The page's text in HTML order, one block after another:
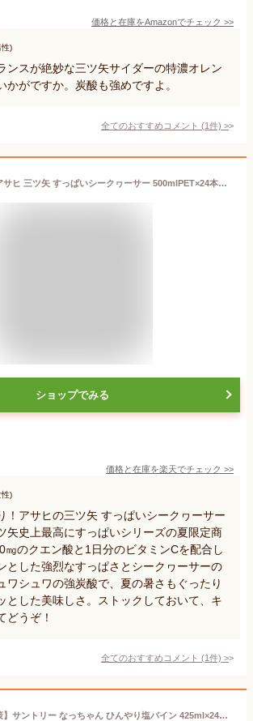
価格と在庫をAmazonでチェック >>
性)
ンスが絶妙な三ツ矢サイダーの特濃オレン
かがですか。炭酸も強めですよ。
全てのおすすめコメント (1件) >
[送料無料] アサヒ 三ツ矢 すっぱいシークヮーサー 500mlPET×24本【6月9日出荷開始】三ツ矢サイダー 炭酸 クエン酸 1日分のビタミンC
ショップでみる
価格と在庫を楽天でチェック >>
性)
！アサヒの三ツ矢 すっぱいシークヮーサー
矢史上最高にすっぱいシリーズの夏限定商
㎎のクエン酸と1日分のビタミンCを配合し
とした強烈なすっぱさとシークヮーサーの
ワシュワの強炭酸で、夏の暑さもぐったり
とした美味しさ。ストックしておいて、キ
どうぞ！
全てのおすすめコメント (1件) >
【熱中症対策】サントリー なっちゃん ひんやり塩パイン 425ml×24本 (冷凍兼用)